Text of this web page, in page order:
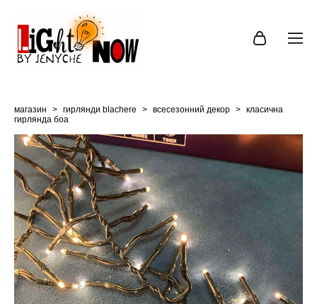
магазин > гирлянди blachere > всесезонний декор > класична
гирлянда боа